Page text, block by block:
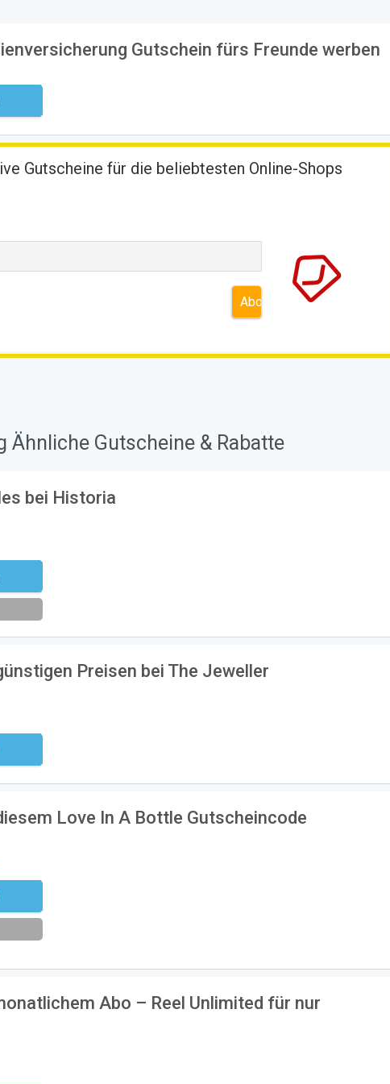
Gutschein fürs Freunde werben
Gutscheine für die beliebtesten Online-Shops
Ähnliche Gutscheine & Rabatte
bei Historia
FEB
Preisen bei The Jeweller
Love In A Bottle Gutscheincode
Abo – Reel Unlimited für nur